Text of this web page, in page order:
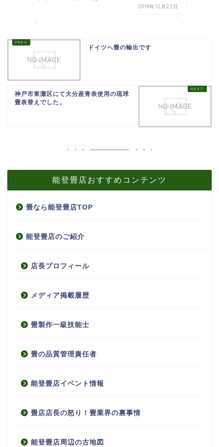
2018年12月22日
ドイツへ畳の輸出です
神戸市東灘区にて大分産青表使用の琉球
畳表替えでした。
能登畳店おすすめコンテンツ
畳なら能登畳店TOP
能登畳店のご紹介
店長プロフィール
メディア掲載履歴
畳製作一級技能士
畳の品質管理責任者
能登畳店イベント情報
畳店店長の怒り！畳業界の裏事情
能登畳店周辺の古地図